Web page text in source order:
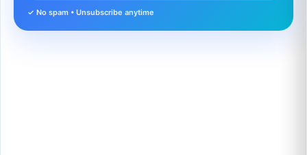
✓ No spam • Unsubscribe anytime